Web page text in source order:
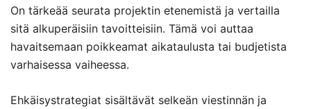
On tärkeää seurata projektin etenemistä ja vertailla
sitä alkuperäisiin tavoitteisiin. Tämä voi auttaa
havaitsemaan poikkeamat aikataulusta tai budjetista
varhaisessa vaiheessa.
Ehkäisystrategiat sisältävät selkeän viestinnän ja